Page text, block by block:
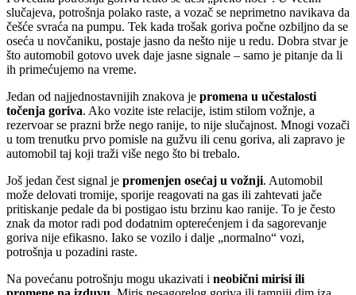
slučajeva, potrošnja polako raste, a vozač se neprimetno navikava da
češće svraća na pumpu. Tek kada trošak goriva počne ozbiljno da se
oseća u novčaniku, postaje jasno da nešto nije u redu. Dobra stvar je
što automobil gotovo uvek daje jasne signale – samo je pitanje da li
ih primećujemo na vreme.
Jedan od najjednostavnijih znakova je promena u učestalosti
točenja goriva. Ako vozite iste relacije, istim stilom vožnje, a
rezervoar se prazni brže nego ranije, to nije slučajnost. Mnogi vozači
u tom trenutku prvo pomisle na gužvu ili cenu goriva, ali zapravo je
automobil taj koji traži više nego što bi trebalo.
Još jedan čest signal je promenjen osećaj u vožnji. Automobil
može delovati tromije, sporije reagovati na gas ili zahtevati jače
pritiskanje pedale da bi postigao istu brzinu kao ranije. To je često
znak da motor radi pod dodatnim opterećenjem i da sagorevanje
goriva nije efikasno. Iako se vozilo i dalje „normalno“ vozi,
potrošnja u pozadini raste.
Na povećanu potrošnju mogu ukazivati i neobični mirisi ili